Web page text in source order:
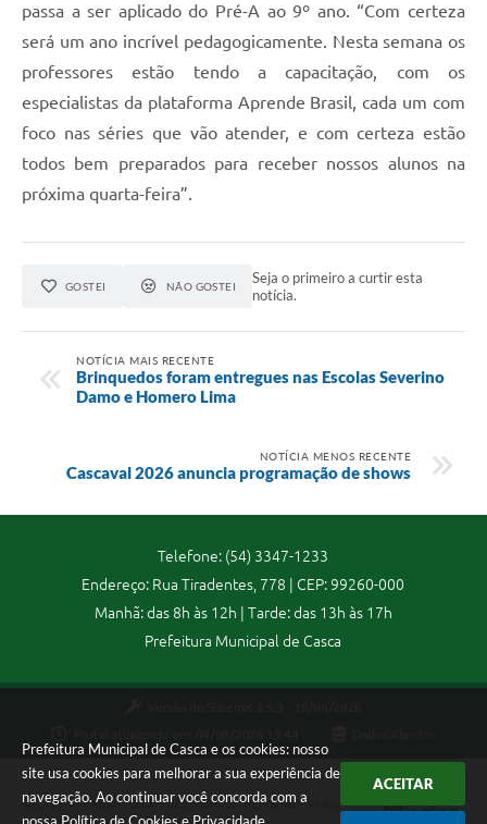
Prefeitura Municipal de Casca e os cookies: nosso
site usa cookies para melhorar a sua experiência de
navegação. Ao continuar você concorda com a
ACEITAR
Serviços Online
Telefones Úteis
A Prefeitura
Jornal
SIC
Turismo
passa a ser aplicado do Pré-A ao 9º ano. “Com certeza
será um ano incrível pedagogicamente. Nesta semana os
professores estão tendo a capacitação, com os
especialistas da plataforma Aprende Brasil, cada um com
foco nas séries que vão atender, e com certeza estão
todos bem preparados para receber nossos alunos na
próxima quarta-feira”.
GOSTEI NÃO GOSTEI
Seja o primeiro a curtir esta
notícia.
NOTÍCIA MAIS RECENTE
Brinquedos foram entregues nas Escolas Severino
Damo e Homero Lima
NOTÍCIA MENOS RECENTE
​Cascaval 2026 anuncia programação de shows
Telefone: (54) 3347-1233
Endereço: Rua Tiradentes, 778 | CEP: 99260-000
Manhã: das 8h às 12h | Tarde: das 13h às 17h
Prefeitura Municipal de Casca
Copyright Instar - 2006-2026. Todos os direitos reservados -